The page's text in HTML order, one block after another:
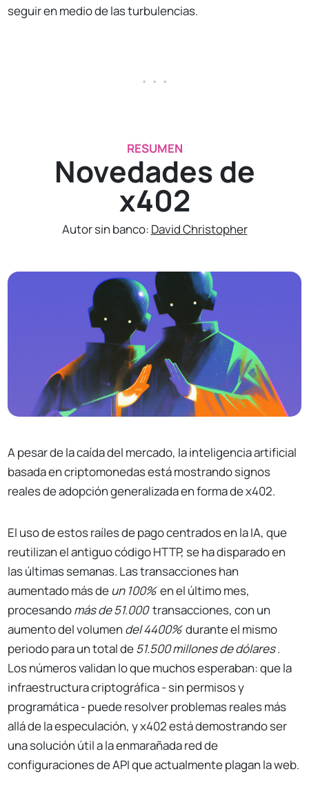
seguir en medio de las turbulencias.
. . .
RESUMEN
Novedades de
x402
Autor sin banco: David Christopher
A pesar de la caída del mercado, la inteligencia artificial
basada en criptomonedas está mostrando signos
reales de adopción generalizada en forma de x402.
El uso de estos raíles de pago centrados en la IA, que
reutilizan el antiguo código HTTP, se ha disparado en
las últimas semanas. Las transacciones han
aumentado más deun 100% en el último mes,
procesandomás de 51.000 transacciones, con un
aumento del volumen del 4400% durante el mismo
periodo para un total de51.500 millones de dólares.
Los números validan lo que muchos esperaban: que la
infraestructura criptográfica - sin permisos y
programática - puede resolver problemas reales más
allá de la especulación, y x402 está demostrando ser
una solución útil a la enmarañada red de
configuraciones de API que actualmente plagan la web.